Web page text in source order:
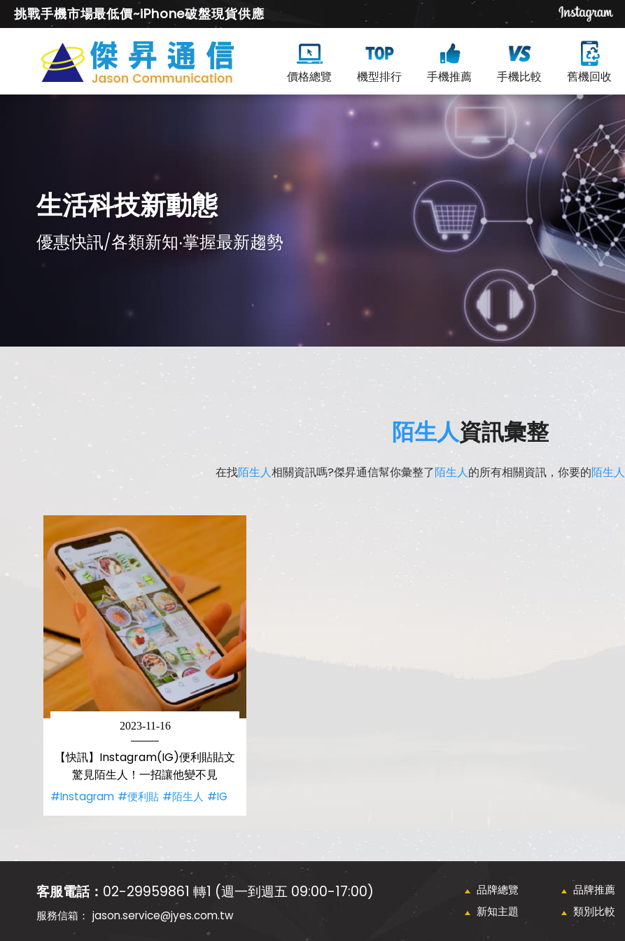
挑戰手機市場最低價~iPhone破盤現貨供應
價格總覽 機型排行 手機推薦 手機比較 舊機回收
生活科技新動態
優惠快訊/各類新知‧掌握最新趨勢
陌生人資訊彙整
在找陌生人相關資訊嗎?傑昇通信幫你彙整了陌生人的所有相關資訊，你要的陌生人
2023-11-16
【快訊】Instagram(IG)便利貼貼文
驚見陌生人！一招讓他變不見
#Instagram #便利貼 #陌生人 #IG
客服電話： 02-29959861 轉1 (週一到週五 09:00-17:00)
jason.service@jyes.com.tw
品牌總覽 品牌推薦
新知主題
類別比較